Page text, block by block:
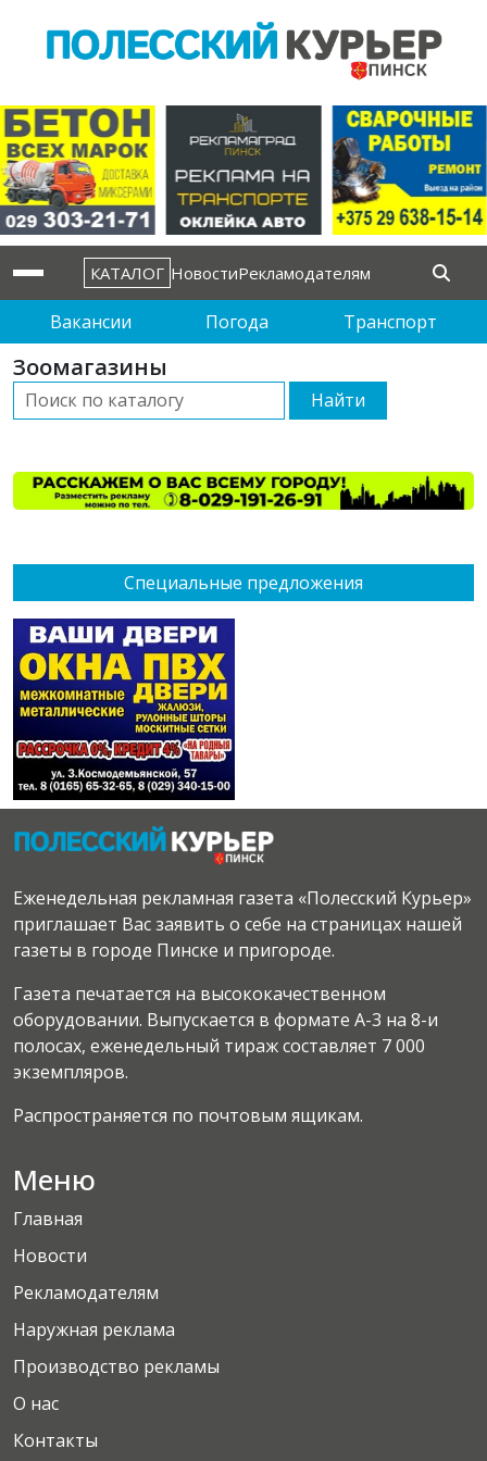
КАТАЛОГ НовостиРекламодателям
Вакансии Погода Транспорт
Специальные предложения
Зоомагазины
Найти
Еженедельная рекламная газета «Полесский Курьер»
приглашает Вас заявить о себе на страницах нашей
газеты в городе Пинске и пригороде.
Газета печатается на высококачественном
оборудовании. Выпускается в формате А-3 на 8-и
полосах, еженедельный тираж составляет 7 000
экземпляров.
Распространяется по почтовым ящикам.
Меню
Главная
Новости
Рекламодателям
Наружная реклама
Производство рекламы
О нас
Контакты